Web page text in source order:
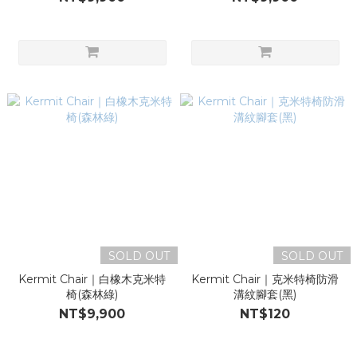
SOLD OUT
Kermit Chair｜白橡木克米特
椅(森林綠)
NT$9,900
SOLD OUT
Kermit Chair｜克米特椅防滑
溝紋腳套(黑)
NT$120